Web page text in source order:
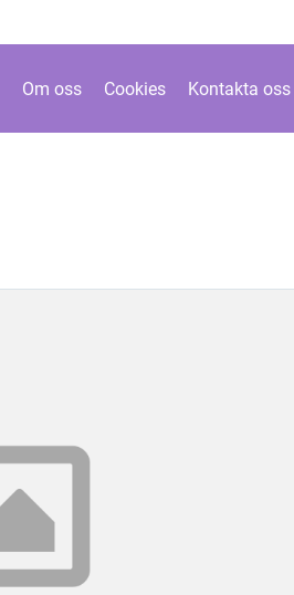
Om oss Cookies Kontakta oss